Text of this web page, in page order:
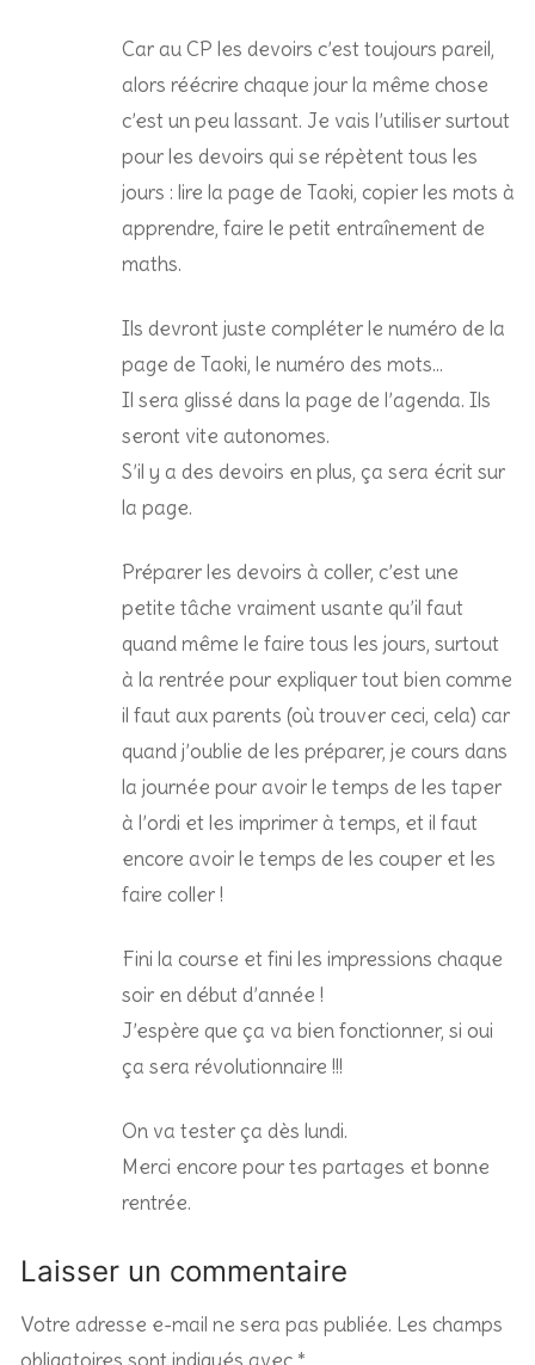
Car au CP les devoirs c’est toujours pareil,
alors réécrire chaque jour la même chose
c’est un peu lassant. Je vais l’utiliser surtout
pour les devoirs qui se répètent tous les
jours : lire la page de Taoki, copier les mots à
apprendre, faire le petit entraînement de
maths.
Ils devront juste compléter le numéro de la
page de Taoki, le numéro des mots…
Il sera glissé dans la page de l’agenda. Ils
seront vite autonomes.
S’il y a des devoirs en plus, ça sera écrit sur
la page.
Préparer les devoirs à coller, c’est une
petite tâche vraiment usante qu’il faut
quand même le faire tous les jours, surtout
à la rentrée pour expliquer tout bien comme
il faut aux parents (où trouver ceci, cela) car
quand j’oublie de les préparer, je cours dans
la journée pour avoir le temps de les taper
à l’ordi et les imprimer à temps, et il faut
encore avoir le temps de les couper et les
faire coller !
Fini la course et fini les impressions chaque
soir en début d’année !
J’espère que ça va bien fonctionner, si oui
ça sera révolutionnaire !!!
On va tester ça dès lundi.
Merci encore pour tes partages et bonne
rentrée.
Laisser un commentaire
Votre adresse e-mail ne sera pas publiée. Les champs